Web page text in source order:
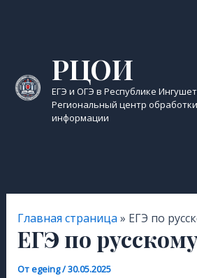
РЦОИ
ЕГЭ и ОГЭ в Республике
Региональный центр обработки
информации
Главная страница » ЕГЭ по
ЕГЭ по
Отegeing/30.05.2025